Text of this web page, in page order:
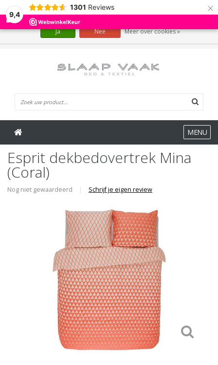
9,4
1301 Reviews ×
MENU
Esprit dekbedovertrek Mina
(Coral)
Nog niet gewaardeerd | Schrijf je eigen review
Wij slaan cookies op om onze website te verbeteren. Is dat akkoord?
Ja Nee Meer over cookies »